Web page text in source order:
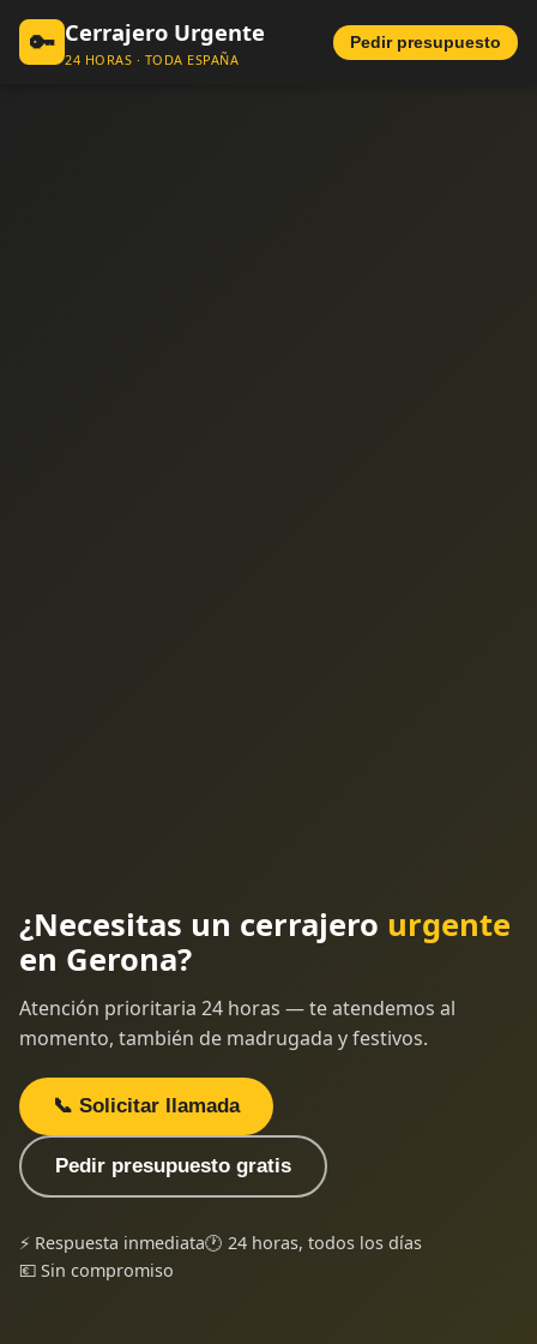
🔑 Cerrajero Urgente
24 HORAS · TODA ESPAÑA
Pedir presupuesto
¿Necesitas un cerrajero urgente
en Gerona?
Atención prioritaria 24 horas — te atendemos al
momento, también de madrugada y festivos.
📞 Solicitar llamada
Pedir presupuesto gratis
⚡ Respuesta inmediata🕐 24 horas, todos los días
💶 Sin compromiso